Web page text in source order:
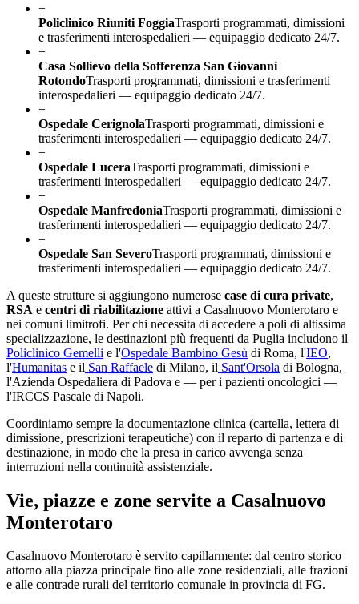
+
Policlinico Riuniti FoggiaTrasporti programmati, dimissioni
e trasferimenti interospedalieri — equipaggio dedicato 24/7.
+
Casa Sollievo della Sofferenza San Giovanni
RotondoTrasporti programmati, dimissioni e trasferimenti
interospedalieri — equipaggio dedicato 24/7.
+
Ospedale CerignolaTrasporti programmati, dimissioni e
trasferimenti interospedalieri — equipaggio dedicato 24/7.
+
Ospedale LuceraTrasporti programmati, dimissioni e
trasferimenti interospedalieri — equipaggio dedicato 24/7.
+
Ospedale ManfredoniaTrasporti programmati, dimissioni e
trasferimenti interospedalieri — equipaggio dedicato 24/7.
+
Ospedale San SeveroTrasporti programmati, dimissioni e
trasferimenti interospedalieri — equipaggio dedicato 24/7.
A queste strutture si aggiungono numerose case di cura private,
RSA e centri di riabilitazione attivi a Casalnuovo Monterotaro e
nei comuni limitrofi. Per chi necessita di accedere a poli di altissima
specializzazione, le destinazioni più frequenti da Puglia includono il
Policlinico Gemelli e l'Ospedale Bambino Gesù di Roma, l'IEO,
l'Humanitas e il San Raffaele di Milano, il Sant'Orsola di Bologna,
l'Azienda Ospedaliera di Padova e — per i pazienti oncologici —
l'IRCCS Pascale di Napoli.
Coordiniamo sempre la documentazione clinica (cartella, lettera di
dimissione, prescrizioni terapeutiche) con il reparto di partenza e di
destinazione, in modo che la presa in carico avvenga senza
interruzioni nella continuità assistenziale.
Vie, piazze e zone servite a Casalnuovo
Monterotaro
Casalnuovo Monterotaro è servito capillarmente: dal centro storico
attorno alla piazza principale fino alle zone residenziali, alle frazioni
e alle contrade rurali del territorio comunale in provincia di FG.